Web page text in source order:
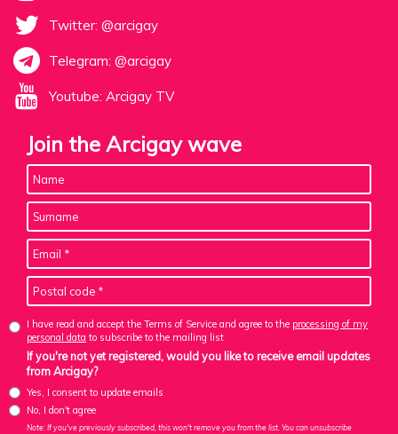
Twitter: @arcigay
Telegram: @arcigay
Youtube: Arcigay TV
Join the Arcigay wave
I have read and accept the Terms of Service and agree to the processing of my
personal data to subscribe to the mailing list
If you're not yet registered, would you like to receive email updates
from Arcigay?
Yes, I consent to update emails
No, I don't agree
Note: If you've previously subscribed, this won't remove you from the list. You can unsubscribe